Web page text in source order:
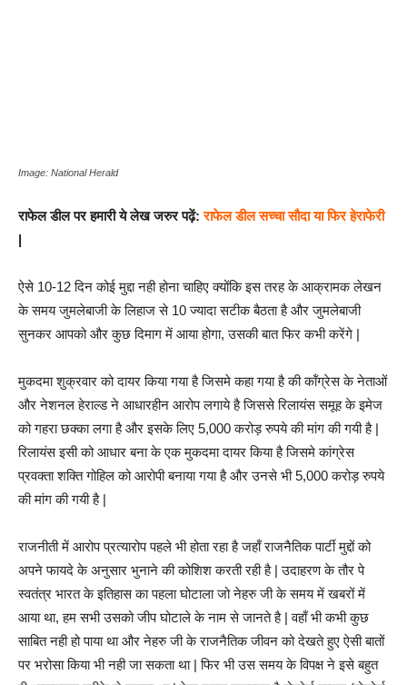
Image: National Herald
राफेल डील पर हमारी ये लेख जरुर पढ़ें:राफेल डील सच्चा सौदा या फिर हेराफेरी
|
ऐसे 10-12 दिन कोई मुद्दा नही होना चाहिए क्योंकि इस तरह के आक्रामक लेखन
के समय जुमलेबाजी के लिहाज से 10 ज्यादा सटीक बैठता है और जुमलेबाजी
सुनकर आपको और कुछ दिमाग में आया होगा, उसकी बात फिर कभी करेंगे |
मुकदमा शुक्रवार को दायर किया गया है जिसमे कहा गया है की कॉंग्रेस के नेताओं
और नेशनल हेराल्ड ने आधारहीन आरोप लगाये है जिससे रिलायंस समूह के इमेज
को गहरा छक्का लगा है और इसके लिए 5,000 करोड़ रुपये की मांग की गयी है |
रिलायंस इसी को आधार बना के एक मुकदमा दायर किया है जिसमे कांग्रेस
प्रवक्ता शक्ति गोहिल को आरोपी बनाया गया है और उनसे भी 5,000 करोड़ रुपये
की मांग की गयी है |
राजनीती में आरोप प्रत्यारोप पहले भी होता रहा है जहाँ राजनैतिक पार्टी मुद्दों को
अपने फायदे के अनुसार भुनाने की कोशिश करती रही है | उदाहरण के तौर पे
स्वतंत्र भारत के इतिहास का पहला घोटाला जो नेहरु जी के समय में खबरों में
आया था, हम सभी उसको जीप घोटाले के नाम से जानते है | वहाँ भी कभी कुछ
साबित नही हो पाया था और नेहरु जी के राजनैतिक जीवन को देखते हुए ऐसी बातों
पर भरोसा किया भी नही जा सकता था | फिर भी उस समय के विपक्ष ने इसे बहुत